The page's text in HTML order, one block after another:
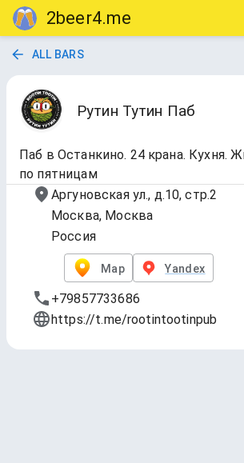
2beer4.me
ALL BARS
Рутин Тутин Паб
Паб в Останкино. 24 крана. Кухня.
по пятницам
Аргуновская ул., д.10, стр.2
Москва, Москва
Россия
Map Yandex
+79857733686
https://t.me/rootintootinpub